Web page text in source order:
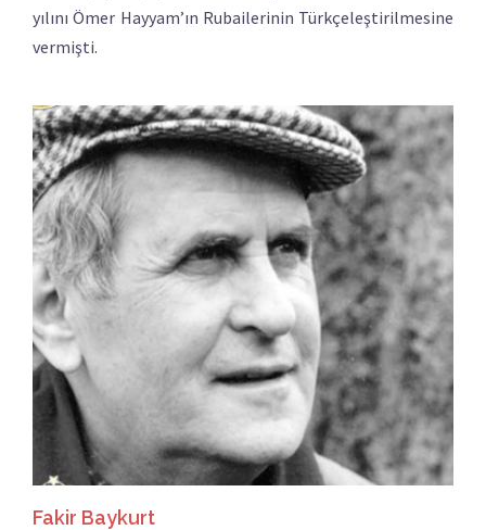
yılını Ömer Hayyam’ın Rubailerinin Türkçeleştirilmesine
vermişti.
Fakir Baykurt